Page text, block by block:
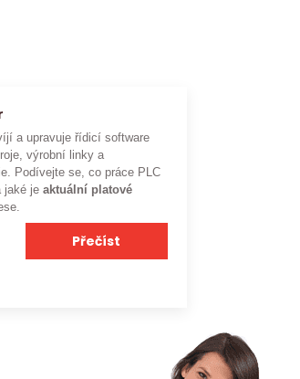
a upravuje řídicí software
výrobní linky a
Podívejte se, co práce PLC
jaké je aktuální platové
Přečíst